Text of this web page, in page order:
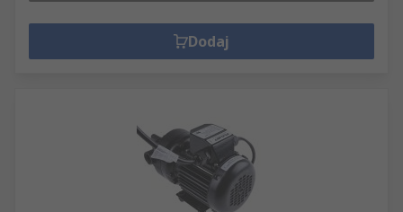
Dodaj